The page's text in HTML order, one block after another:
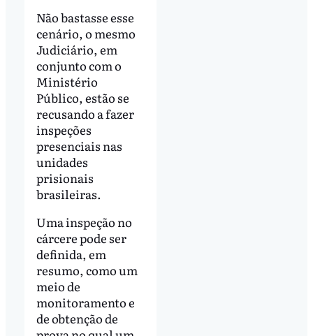
Não bastasse esse
cenário, o mesmo
Judiciário, em
conjunto com o
Ministério
Público, estão se
recusando a fazer
inspeções
presenciais nas
unidades
prisionais
brasileiras.
Uma inspeção no
cárcere pode ser
definida, em
resumo, como um
meio de
monitoramento e
de obtenção de